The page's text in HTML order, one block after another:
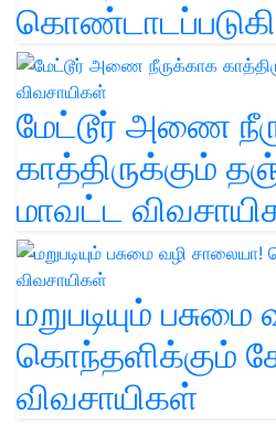
மேட்டூர் அணை
காத்திருக்கும்
மாவட்ட
மறுபடியும்
கொந்தளிக்கும்
விவசாயிகள்